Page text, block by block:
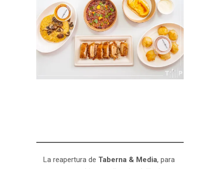
La reapertura de Taberna & Media, para